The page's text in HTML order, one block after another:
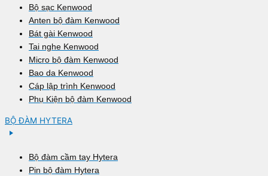
Bộ sạc Kenwood
Anten bộ đàm Kenwood
Bát gài Kenwood
Tai nghe Kenwood
Micro bộ đàm Kenwood
Bao da Kenwood
Cáp lập trình Kenwood
Phụ Kiện bộ đàm Kenwood
BỘ ĐÀM HYTERA
Bộ đàm cầm tay Hytera
Pin bộ đàm Hytera